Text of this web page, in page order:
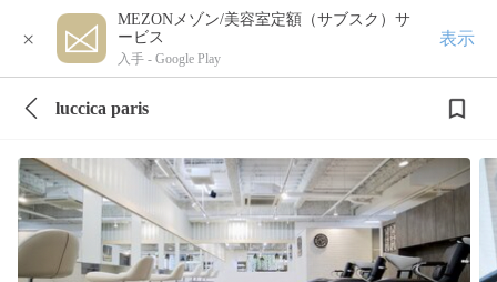
×
MEZONメゾン/美容室定額（サブスク）サ
ービス
入手 - Google Play
表示
luccica paris